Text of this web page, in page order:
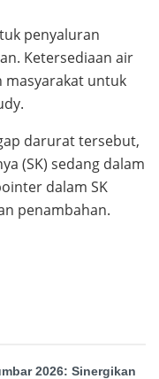
penyaluran
Ketersediaan air
masyarakat untuk
darurat tersebut,
(SK) sedang dalam
dalam SK
penambahan.
2026: Sinergikan